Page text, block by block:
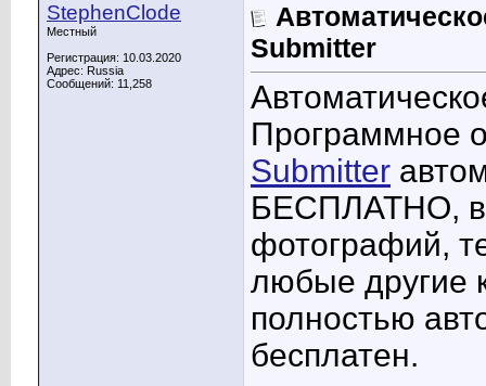
StephenClode
Местный
Регистрация: 10.03.2020
Адрес: Russia
Сообщений: 11,258
Submitter
Программное
Submitter
БЕСПЛАТНО,
фотографий,
любые другие
полностью
бесплатен.